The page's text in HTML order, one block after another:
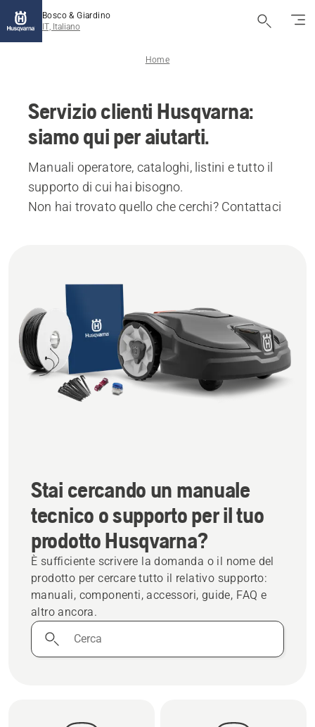
Bosco & Giardino
IT, Italiano
Home
Servizio clienti Husqvarna:
siamo qui per aiutarti.
Manuali operatore, cataloghi, listini e tutto il
supporto di cui hai bisogno.
Non hai trovato quello che cerchi? Contattaci
Stai cercando un manuale
tecnico o supporto per il tuo
prodotto Husqvarna?
È sufficiente scrivere la domanda o il nome del
prodotto per cercare tutto il relativo supporto:
manuali, componenti, accessori, guide, FAQ e
altro ancora.
Cerca